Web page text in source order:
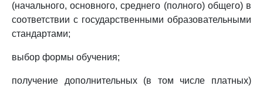
(начального, основного, среднего (полного) общего) в
соответствии с государственными образовательными
стандартами;
выбор формы обучения;
получение дополнительных (в том числе платных)